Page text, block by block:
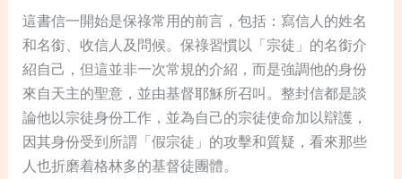
這書信一開始是保祿常用的前言，包括：寫信人的姓名
和名銜、收信人及問候。保祿習慣以「宗徒」的名銜介
紹自己，但這並非一次常規的介紹，而是強調他的身份
來自天主的聖意，並由基督耶穌所召叫。整封信都是談
論他以宗徒身份工作，並為自己的宗徒使命加以辯護，
因其身份受到所謂「假宗徒」的攻擊和質疑，看來那些
人也折磨着格林多的基督徒團體。